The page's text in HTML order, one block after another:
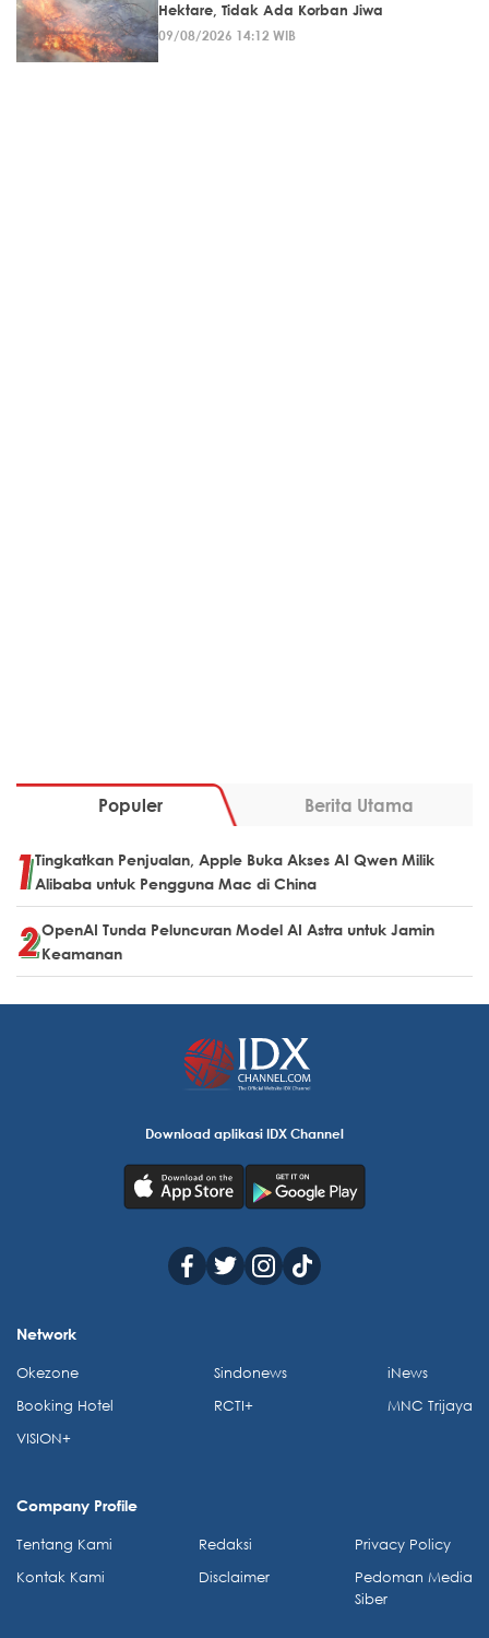
Hektare, Tidak Ada Korban Jiwa
09/08/2026 14:12 WIB
Populer Berita Utama
Tingkatkan Penjualan, Apple Buka Akses AI Qwen Milik
Alibaba untuk Pengguna Mac di China
OpenAI Tunda Peluncuran Model AI Astra untuk Jamin
Keamanan
Download aplikasi IDX Channel
Network
Okezone
Booking Hotel
VISION+
Sindonews
RCTI+
iNews
MNC Trijaya
Company Profile
Tentang Kami
Kontak Kami
Redaksi
Disclaimer
Privacy Policy
Pedoman Media
Siber